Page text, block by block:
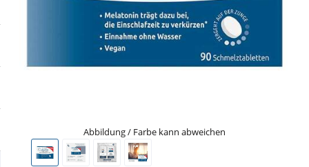
Täglich gut versorgt
Körperpflege & Kosmetik
NahrungsergänzungAbbildung / Farbe kann abweichen